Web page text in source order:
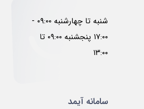
شنبه تا چهارشنبه ۰۹:۰۰ -
۱۷:۰۰ پنجشنبه ۰۹:۰۰ تا
۱۳:۰۰
سامانه آیمد